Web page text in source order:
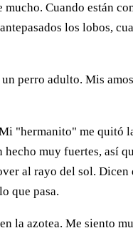
mucho. Cuando están
los lobos,
perro adulto. Mis
"hermanito" me quitó
muy fuertes, así
al rayo del sol.
que pasa.
la azotea. Me siento